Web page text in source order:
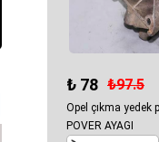
₺ 78 ₺97.5
Opel çıkma yedek
POVER AYAGI